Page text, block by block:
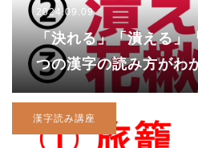
2024.09.09
「決れる」「潰える」
つの漢字の読み方がわ
漢字読み講座